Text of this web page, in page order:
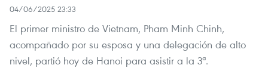
04/06/2025 23:33
El primer ministro de Vietnam, Pham Minh Chinh,
acompañado por su esposa y una delegación de alto
nivel, partió hoy de Hanoi para asistir a la 3ª.